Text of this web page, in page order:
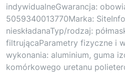
indywidualneGwarancja:
5059340013770Marka:
nieskładanaTyp/rodzaj:
filtrującaParametry fizyczne i
wykonania: aluminium, guma
komórkowego uretanu